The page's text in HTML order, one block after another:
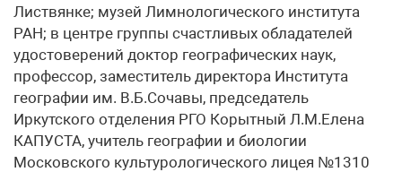
Листвянке; музей Лимнологического института
РАН; в центре группы счастливых обладателей
удостоверений доктор географических наук,
профессор, заместитель директора Института
географии им. В.Б.Сочавы, председатель
Иркутского отделения РГО Корытный Л.М.Елена
КАПУСТА, учитель географии и биологии
Московского культурологического лицея №1310